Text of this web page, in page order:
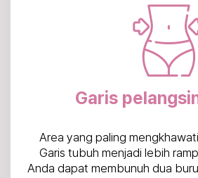
Garis
Area yang paling
Garis tubuh menjadi lebih
Anda dapat membunuh dua